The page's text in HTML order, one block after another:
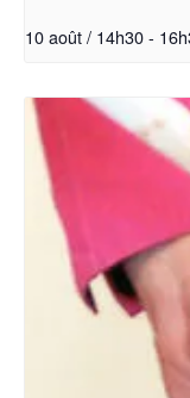
10 août / 14h30-